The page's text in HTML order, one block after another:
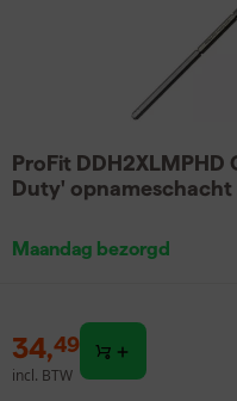
ProFit DDH2XLMPHD
Duty' opnameschacht
Maandag bezorgd
34,49
incl. BTW